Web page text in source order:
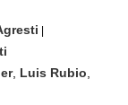
|
, Luis Rubio